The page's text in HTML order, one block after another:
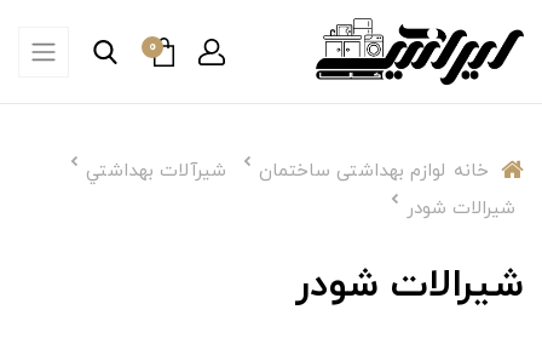
0
خانه لوازم بهداشتی ساختمان
شیرآلات بهداشتي
شيرالات شودر
شيرالات شودر